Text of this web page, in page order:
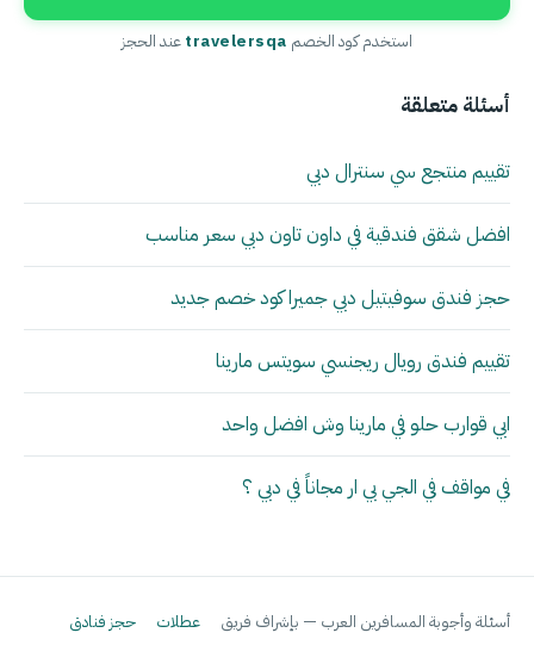
استخدم كود الخصم travelersqaعند الحجز
أسئلة متعلقة
تقييم منتجع سي سنترال دبي
افضل شقق فندقية في داون تاون دبي سعر مناسب
حجز فندق سوفيتيل دبي جميرا كود خصم جديد
تقييم فندق رويال ريجنسي سويتس مارينا
ابي قوارب حلو في مارينا وش افضل واحد
في مواقف في الجي بي ار مجاناً في دبي ؟
أسئلة وأجوبة المسافرين العرب — بإشراف فريق عطلات حجز فنادق